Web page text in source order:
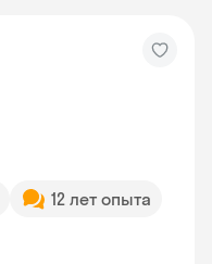
12 лет опыта